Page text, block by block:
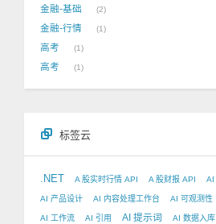
金融-基础 2
金融-行情 1
高考 1
高考 1
标签云
.NET A 股实时行情 API A 股财报 API AI
AI 产品设计 AI 内容处理工作台 AI 可观测性
AI 工作流 AI 引用 AI 提示词 AI 数据入库